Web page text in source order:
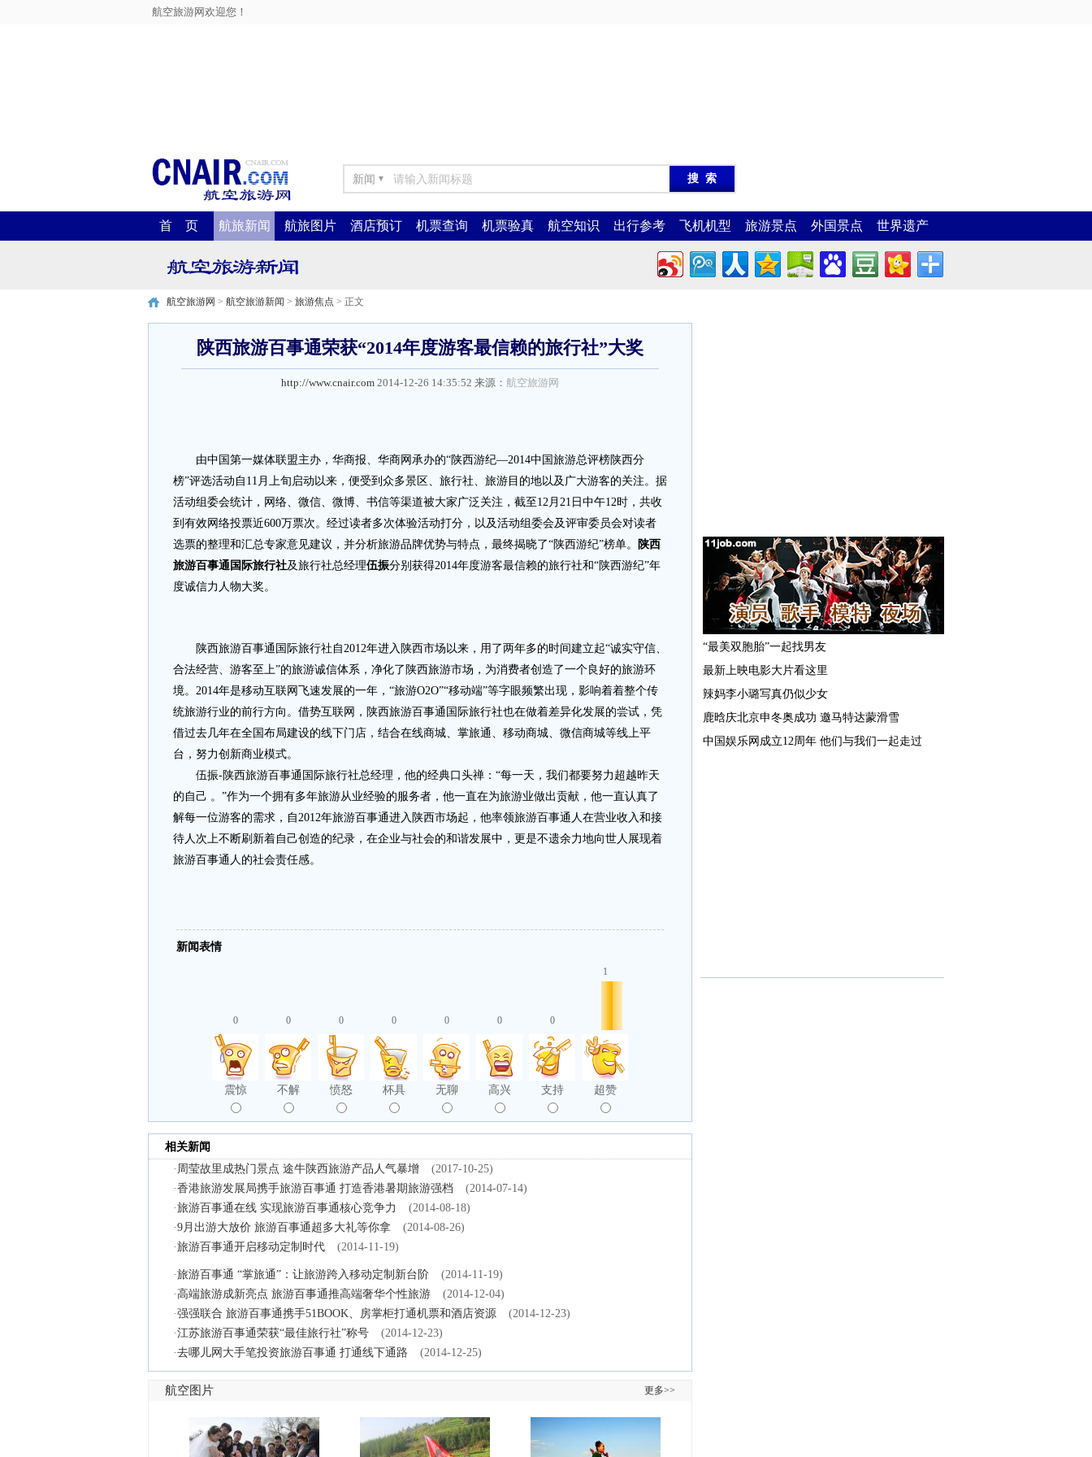
航空旅游网欢迎您！
新闻 ▼
首 页 航旅新闻 航旅图片 酒店预订 机票查询 机票验真 航空知识 出行参考 飞机机型 旅游景点 外国景点 世界遗产
航空旅游网 > 航空旅游新闻 > 旅游焦点 > 正文
陕西旅游百事通荣获“2014年度游客最信赖的旅行社”大奖
http://www.cnair.com 2014-12-26 14:35:52 来源： 航空旅游网
由中国第一媒体联盟主办，华商报、华商网承办的“陕西游纪—2014中国旅游总评榜陕西分
榜”评选活动自11月上旬启动以来，便受到众多景区、旅行社、旅游目的地以及广大游客的关注。据
活动组委会统计，网络、微信、微博、书信等渠道被大家广泛关注，截至12月21日中午12时，共收
到有效网络投票近600万票次。经过读者多次体验活动打分，以及活动组委会及评审委员会对读者
选票的整理和汇总专家意见建议，并分析旅游品牌优势与特点，最终揭晓了“陕西游纪”榜单。
陕西
旅游百事通国际旅行社及旅行社总经理伍振分别获得2014年度游客最信赖的旅行社和“陕西游纪”年
度诚信力人物大奖。
陕西旅游百事通国际旅行社自2012年进入陕西市场以来，用了两年多的时间建立起“诚实守信、
合法经营、游客至上”的旅游诚信体系，净化了陕西旅游市场，为消费者创造了一个良好的旅游环
境。2014年是移动互联网飞速发展的一年，“旅游O2O”“移动端”等字眼频繁出现，影响着着整个传
统旅游行业的前行方向。借势互联网，陕西旅游百事通国际旅行社也在做着差异化发展的尝试，凭
借过去几年在全国布局建设的线下门店，结合在线商城、掌旅通、移动商城、微信商城等线上平
台，努力创新商业模式。
伍振-陕西旅游百事通国际旅行社总经理，他的经典口头禅：“每一天，我们都要努力超越昨天
的自己 。”作为一个拥有多年旅游从业经验的服务者，他一直在为旅游业做出贡献，他一直认真了
解每一位游客的需求，自2012年旅游百事通进入陕西市场起，他率领旅游百事通人在营业收入和接
待人次上不断刷新着自己创造的纪录，在企业与社会的和谐发展中，更是不遗余力地向世人展现着
旅游百事通人的社会责任感。
新闻表情
0
震惊
0
不解
0
愤怒
0
杯具
0
无聊
0
高兴
0
支持
1
超赞
相关新闻
· 周莹故里成热门景点 途牛陕西旅游产品人气暴增
(2017-10-25)
·香港旅游发展局携手旅游百事通 打造香港暑期旅游强档
(2014-07-14)
·旅游百事通在线 实现旅游百事通核心竞争力
(2014-08-18)
·9月出游大放价 旅游百事通超多大礼等你拿
(2014-08-26)
·旅游百事通开启移动定制时代 (2014-11-19)
·旅游百事通 “掌旅通”：让旅游跨入移动定制新台阶
(2014-11-19)
·高端旅游成新亮点 旅游百事通推高端奢华个性旅游
(2014-12-04)
·强强联合 旅游百事通携手51BOOK、房掌柜打通机票和酒店资源
(2014-12-23)
·江苏旅游百事通荣获“最佳旅行社”称号
(2014-12-23)
·去哪儿网大手笔投资旅游百事通 打通线下通路 (2014-12-25)
航空图片 更多>>